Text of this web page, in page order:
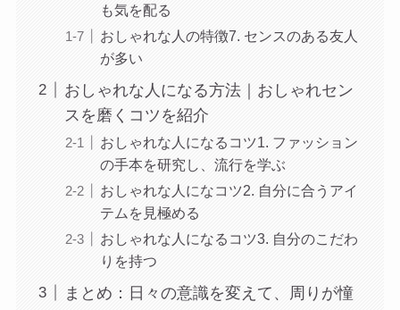
も気を配る
おしゃれな人の特徴7. センスのある友人
が多い
おしゃれな人になる方法｜おしゃれセン
スを磨くコツを紹介
おしゃれな人になるコツ1. ファッション
の手本を研究し、流行を学ぶ
おしゃれな人になコツ2. 自分に合うアイ
テムを見極める
おしゃれな人になるコツ3. 自分のこだわ
りを持つ
まとめ：日々の意識を変えて、周りが憧